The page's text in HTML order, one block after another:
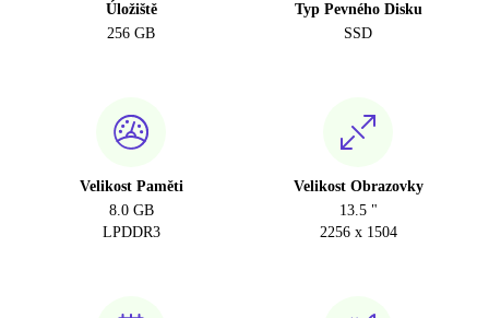
Úložiště
256 GB
Typ Pevného Disku
SSD
Velikost Paměti
8.0 GB
LPDDR3
Velikost Obrazovky
13.5 "
2256 x 1504